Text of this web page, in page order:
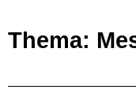
Thema: